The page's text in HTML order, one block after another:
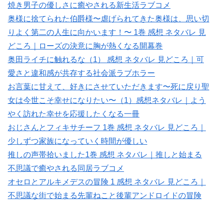
焼き男子の優しさに癒やされる新生活ラブコメ
奥様に捨てられた伯爵様〜虐げられてきた奥様は、思い切
りよく第二の人生に向かいます！〜 1巻 感想 ネタバレ 見
どころ｜ローズの決意に胸が熱くなる開幕巻
奥田ライチに触れるな（1） 感想 ネタバレ 見どころ｜可
愛さと違和感が共存する社会派ラブホラー
お言葉に甘えて、好きにさせていただきます〜死に戻り聖
女は今世こそ幸せになりたい〜（1）感想ネタバレ｜よう
やく訪れた幸せを応援したくなる一冊
おじさんとフィキサチーフ 1巻 感想 ネタバレ 見どころ｜
少しずつ家族になっていく時間が優しい
推しの声帯拾いました1巻 感想 ネタバレ｜推しと始まる
不思議で癒やされる同居ラブコメ
オセロとアルキメデスの冒険 1 感想 ネタバレ 見どころ｜
不思議な街で始まる先輩ねこと後輩アンドロイドの冒険